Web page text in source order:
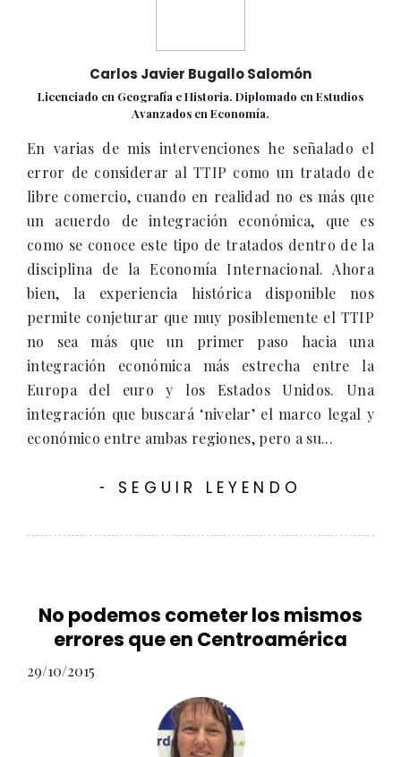
Carlos Javier Bugallo Salomón
Licenciado en Geografía e Historia. Diplomado en Estudios
Avanzados en Economía.
En varias de mis intervenciones he señalado el
error de considerar al TTIP como un tratado de
libre comercio, cuando en realidad no es más que
un acuerdo de integración económica, que es
como se conoce este tipo de tratados dentro de la
disciplina de la Economía Internacional. Ahora
bien, la experiencia histórica disponible nos
permite conjeturar que muy posiblemente el TTIP
no sea más que un primer paso hacia una
integración económica más estrecha entre la
Europa del euro y los Estados Unidos. Una
integración que buscará ‘nivelar’ el marco legal y
económico entre ambas regiones, pero a su...
- SEGUIR LEYENDO
No podemos cometer los mismos
errores que en Centroamérica
29/10/2015